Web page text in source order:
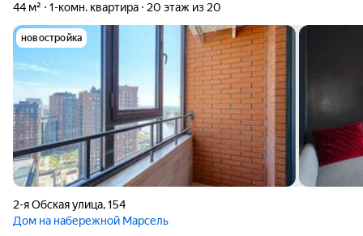
44 м² 1-комн. квартира 20 этаж из 20
новостройка
2-я Обская улица,154
Дом на набережной Марсель